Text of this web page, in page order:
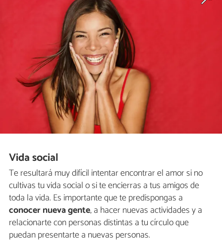
Vida social
Te resultará muy difícil intentar encontrar el amor si no
cultivas tu vida social o si te encierras a tus amigos de
toda la vida. Es importante que te predispongas a
conocer nueva gente, a hacer nuevas actividades y a
relacionarte con personas distintas a tu círculo que
puedan presentarte a nuevas personas.